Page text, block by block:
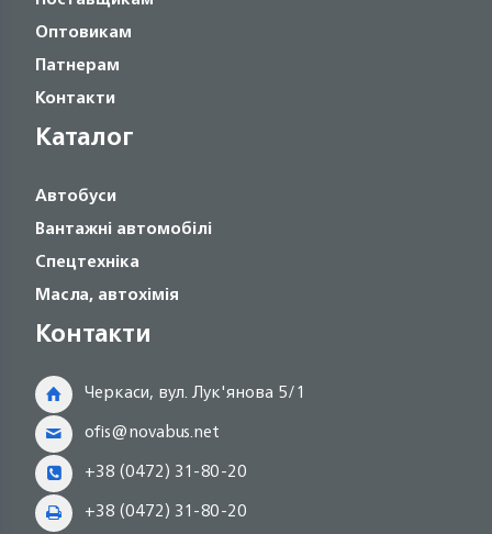
Оптовикам
Патнерам
Контакти
Каталог
Автобуси
Вантажні автомобілі
Спецтехніка
Масла, автохімія
Контакти
Черкаси, вул. Лук'янова 5/1
ofis@novabus.net
+38 (0472) 31-80-20
+38 (0472) 31-80-20